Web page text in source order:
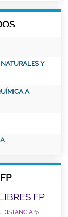
Y
A
FP
DISTANCIA fp